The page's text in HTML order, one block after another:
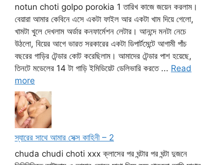
notun choti golpo porokia 1 তারিখ কাজে জয়েন করলাম।
বেয়ারা আমার কেবিনে এসে একটা ফাইল আর একটা খাম দিয়ে গেলো,
খামটা খুলে দেখলাম অর্ডার কনফার্মেশন লেটার। আনন্দে মনটা নেচে
উঠলো, বিয়ের আগে ভারত সরকারের একটা ডিপার্টমেন্টে আগামী পাঁচ
বছরের গাড়ির টেন্ডার কোট করেছিলাম। আমাদের টেন্ডার পাশ হয়েছে,
তিনটে মডেলের 14 টা গাড়ি ইমিডিয়েট ডেলিভারি করতে ... Read
more
স্যারের সাথে আমার সেক্স কাহিনী – 2
chuda chudi choti xxx ক্লাসের পর ঘন্টার পর ঘন্টা দুজনে